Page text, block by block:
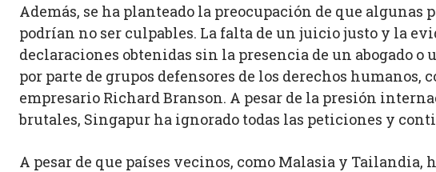
Además, se ha planteado la preocupación de que algunas
podrían no ser culpables. La falta de un juicio justo y la
declaraciones obtenidas sin la presencia de un abogado
por parte de grupos defensores de los derechos
empresario Richard Branson. A pesar de la presión
brutales, Singapur ha ignorado todas las peticiones y
A pesar de que países vecinos, como Malasia y Tailandia,